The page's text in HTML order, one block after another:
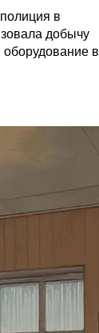
в
добычу
в